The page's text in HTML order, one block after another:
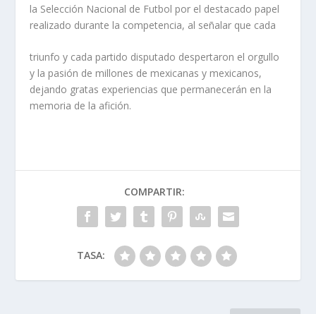
la Selección Nacional de Futbol por el destacado papel
realizado durante la competencia, al señalar que cada
triunfo y cada partido disputado despertaron el orgullo
y la pasión de millones de mexicanas y mexicanos,
dejando gratas experiencias que permanecerán en la
memoria de la afición.
COMPARTIR:
TASA: